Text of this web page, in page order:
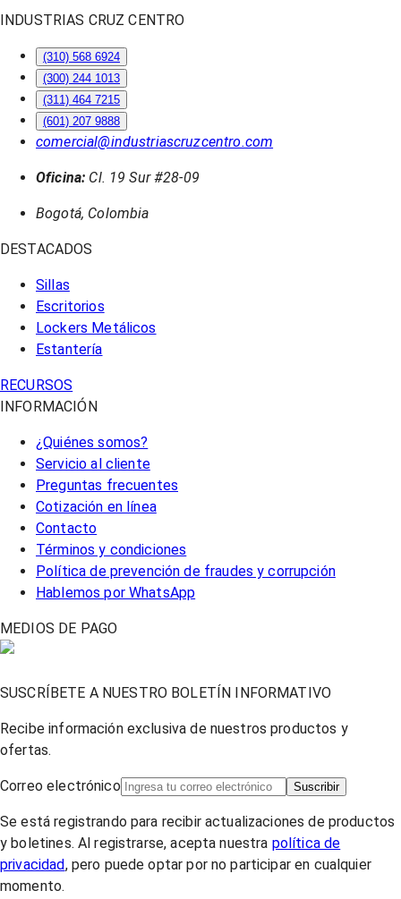
INDUSTRIAS CRUZ CENTRO
(310) 568 6924
(300) 244 1013
(311) 464 7215
(601) 207 9888
comercial@industriascruzcentro.com
Oficina: Cl. 19 Sur #28-09
Bogotá, Colombia
DESTACADOS
Sillas
Escritorios
Lockers Metálicos
Estantería
RECURSOS
INFORMACIÓN
¿Quiénes somos?
Servicio al cliente
Preguntas frecuentes
Cotización en línea
Contacto
Términos y condiciones
Política de prevención de fraudes y corrupción
Hablemos por WhatsApp
MEDIOS DE PAGO
SUSCRÍBETE A NUESTRO BOLETÍN INFORMATIVO
Recibe información exclusiva de nuestros productos y
ofertas.
Correo electrónico Suscribir
Se está registrando para recibir actualizaciones de productos
y boletines. Al registrarse, acepta nuestra política de
privacidad, pero puede optar por no participar en cualquier
momento.